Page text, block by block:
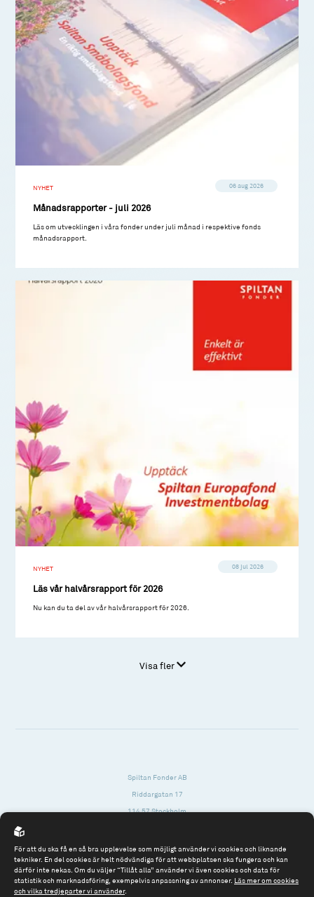
NYHET 06 aug 2026
Månadsrapporter - juli 2026
Läs om utvecklingen i våra fonder under juli månad i respektive fonds
månadsrapport.
NYHET 08 jul 2026
Läs vår halvårsrapport för 2026
Nu kan du ta del av vår halvårsrapport för 2026.
Visa fler
Spiltan Fonder AB
Riddargatan 17
114 57 Stockholm
Tel: 08 - 545 813 40
För att du ska få en så bra upplevelse som möjligt använder vi cookies och liknande
tekniker. En del cookies är helt nödvändiga för att webbplatsen ska fungera och kan
därför inte nekas. Om du väljer “Tillåt alla” använder vi även cookies och data för
statistik och marknadsföring, exempelvis anpassning av annonser. Läs mer om cookies
och vilka tredjeparter vi använder.